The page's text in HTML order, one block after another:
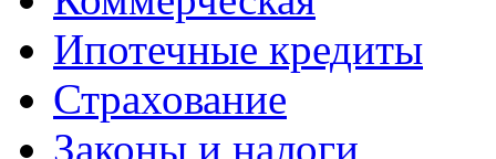
Ипотечные кредиты
Страхование
Законы и налоги